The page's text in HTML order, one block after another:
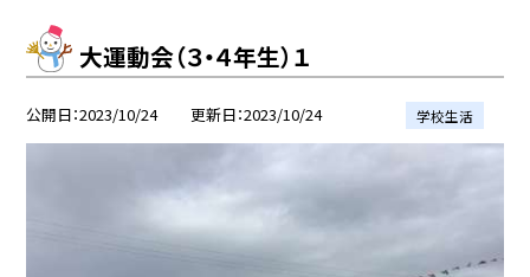
大運動会（３・４年生）１
公開日 2023/10/24 更新日 2023/10/24 学校生活